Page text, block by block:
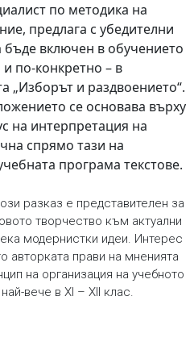
по методика на
предлага с убедителни
бъде включен в обучението
и по-конкретно – в
„Изборът и раздвоението“.
се основава върху
на интерпретация на
спрямо тази на
програма текстове.
разказ е представителен за
творчество към актуални
модернистки идеи. Интерес
авторката прави на мненията
на организация на учебното
вече в XI – XII клас.